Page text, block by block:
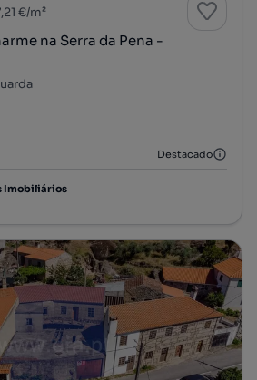
€/m²
na Serra da Pena -
Destacado
Imobiliários